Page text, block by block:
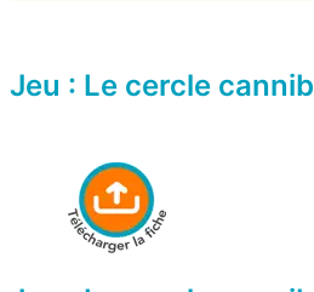
Jeu : Le cercle